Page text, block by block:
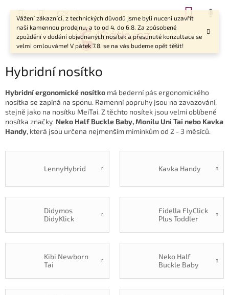
Vážení zákazníci, z technických důvodů jsme byli nuceni uzavřít
naši kamennou prodejnu, a to od 4. do 6.8. Za způsobené
zpoždění v dodání objednaných nosítek a přesunuté konzultace se
velmi omlouváme! V pátek 7.8. se na vás budeme opět těšit!
CZK
Hybridní nosítko
Hybridní ergonomické nosítko má bederní pás ergonomického
nosítka se zapíná na sponu. Ramenní popruhy jsou na zavazování,
stejně jako na nosítku MeiTai. Z těchto nosítek jsou velmi oblíbené
nosítka značky Neko Half Buckle Baby, Monilu Uni Tai nebo Kavka
Handy, která jsou určena nejmenším miminkům od 2 - 3 měsíců.
LennyHybrid Kavka Handy
Didymos
DidyKlick
Fidella FlyClick
Plus Toddler
Kibi Newborn
Tai
Neko Half
Buckle Baby